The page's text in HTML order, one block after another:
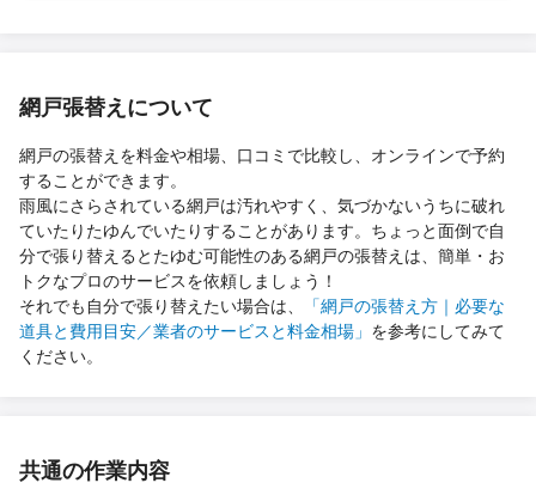
網戸張替えについて
網戸の張替えを料金や相場、口コミで比較し、オンラインで予約
することができます。
雨風にさらされている網戸は汚れやすく、気づかないうちに破れ
ていたりたゆんでいたりすることがあります。ちょっと面倒で自
分で張り替えるとたゆむ可能性のある網戸の張替えは、簡単・お
トクなプロのサービスを依頼しましょう！
それでも自分で張り替えたい場合は、
「網戸の張替え方｜必要な
道具と費用目安／業者のサービスと料金相場」 を参考にしてみて
ください。
共通の作業内容